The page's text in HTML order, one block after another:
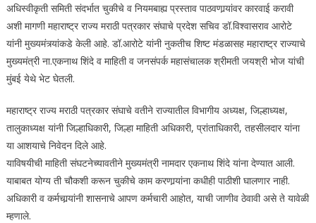
अधिस्वीकृती समिती संदर्भात चुकीचे व नियमबाह्य प्रस्ताव पाठवणार्‍यांवर कारवाई करावी
अशी मागणी महाराष्ट्र राज्य मराठी पत्रकार संघाचे प्रदेश सचिव डॉ.विश्‍वासराव आरोटे
यांनी मुख्यमंत्र्यांकडे केली आहे. डॉ.आरोटे यांनी नुकतीच शिष्ट मंडळासह महाराष्ट्र राज्याचे
मुख्यमंत्री ना.एकनाथ शिंदे व माहिती व जनसंपर्क महासंचालक श्रीमती जयश्री भोज यांची
मुंबई येथे भेट घेतली.
महाराष्ट्र राज्य मराठी पत्रकार संघाचे वतीने राज्यातील विभागीय अध्यक्ष, जिल्हाध्यक्ष,
तालुकाध्यक्ष यांनी जिल्हाधिकारी, जिल्हा माहिती अधिकारी, प्रांताधिकारी, तहसीलदार यांना
या आशयाचे निवेदन दिले आहे.
याविषयीची माहिती संघटनेच्यावतीने मुख्यमंत्री नामदार एकनाथ शिंदे यांना देण्यात आली.
याबाबत योग्य ती चौकशी करून चुकीचे काम करणार्‍यांना कधीही पाठीशी घालणार नाही.
अधिकारी व कर्मचार्‍यांनी शासनाचे आपण कर्मचारी आहोत, याची जाणीव ठेवावी असे ते यावेळी
म्हणाले.